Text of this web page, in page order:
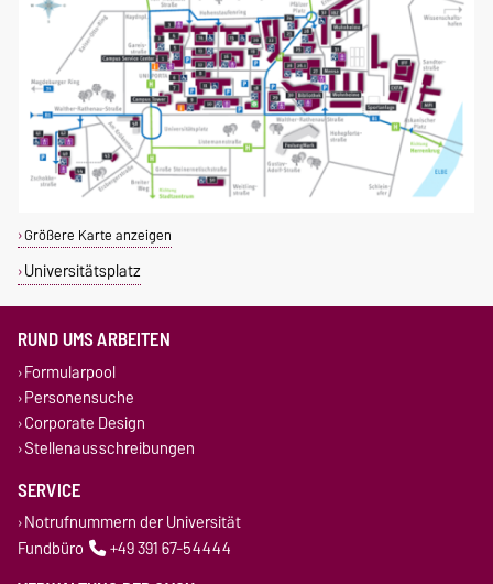
Größere Karte anzeigen
Universitätsplatz
RUND UMS ARBEITEN
Formularpool
Personensuche
Corporate Design
Stellenausschreibungen
SERVICE
Notrufnummern der Universität
Fundbüro
+49 391 67-54444